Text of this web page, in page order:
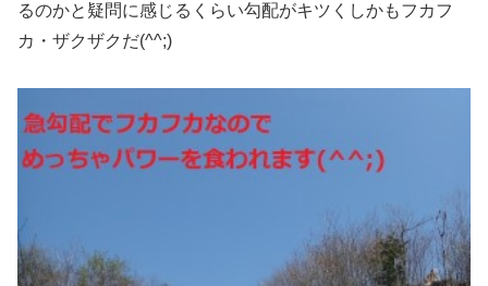
るのかと疑問に感じるくらい勾配がキツくしかもフカフ
カ・ザクザクだ(^^;)